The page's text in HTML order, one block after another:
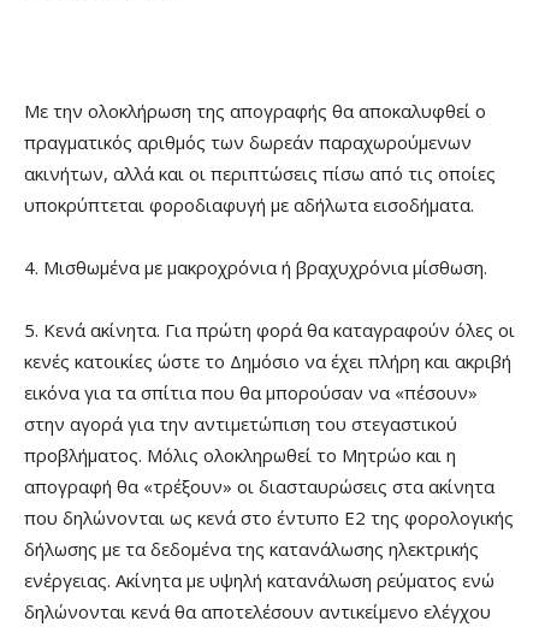
Με την ολοκλήρωση της απογραφής θα αποκαλυφθεί ο
πραγματικός αριθμός των δωρεάν παραχωρούμενων
ακινήτων, αλλά και οι περιπτώσεις πίσω από τις οποίες
υποκρύπτεται φοροδιαφυγή με αδήλωτα εισοδήματα.
4. Μισθωμένα με μακροχρόνια ή βραχυχρόνια μίσθωση.
5. Κενά ακίνητα. Για πρώτη φορά θα καταγραφούν όλες οι
κενές κατοικίες ώστε το Δημόσιο να έχει πλήρη και ακριβή
εικόνα για τα σπίτια που θα μπορούσαν να «πέσουν»
στην αγορά για την αντιμετώπιση του στεγαστικού
προβλήματος. Μόλις ολοκληρωθεί το Μητρώο και η
απογραφή θα «τρέξουν» οι διασταυρώσεις στα ακίνητα
που δηλώνονται ως κενά στο έντυπο Ε2 της φορολογικής
δήλωσης με τα δεδομένα της κατανάλωσης ηλεκτρικής
ενέργειας. Ακίνητα με υψηλή κατανάλωση ρεύματος ενώ
δηλώνονται κενά θα αποτελέσουν αντικείμενο ελέγχου